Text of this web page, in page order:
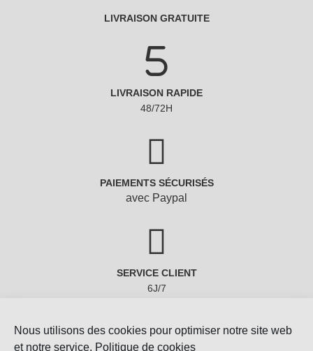
Nous utilisons des cookies pour optimiser notre site web
et notre service. Politique de cookies
LIVRAISON GRATUITE
LIVRAISON RAPIDE
48/72H
PAIEMENTS SÉCURISÉS
avec Paypal
SERVICE CLIENT
6J/7